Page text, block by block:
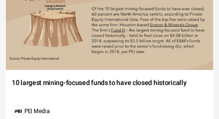
10 largest mining-focused funds to have closed historically
PEI Media